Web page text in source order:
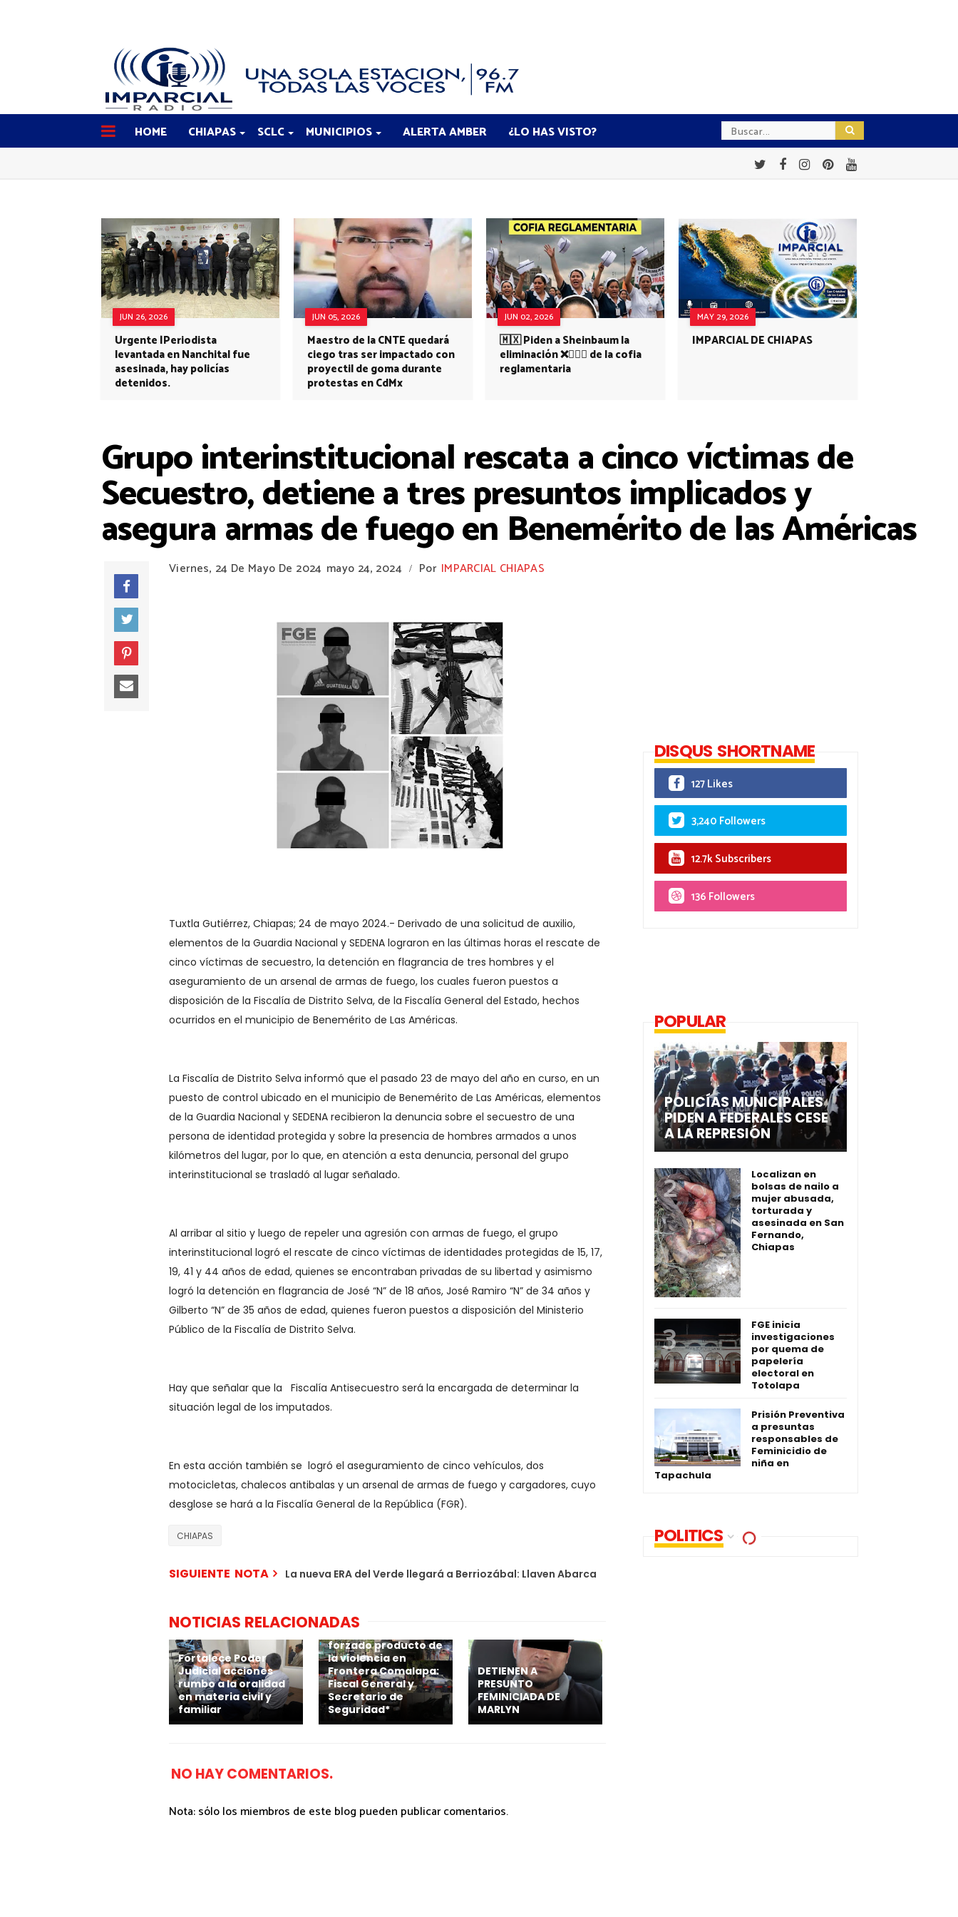
HOME CHIAPAS SCLC MUNICIPIOS ALERTA AMBER ¿LO HAS VISTO?
JUN 26, 2026
Urgente |Periodista
levantada en Nanchital fue
asesinada, hay policías
detenidos.
JUN 05, 2026
Maestro de la CNTE quedará
ciego tras ser impactado con
proyectil de goma durante
protestas en CdMx
JUN 02, 2026
🇲🇽 Piden a Sheinbaum la
eliminación ❌👩🏻‍⚕️ de la cofia
reglamentaria
MAY 29, 2026
IMPARCIAL DE CHIAPAS
Grupo interinstitucional rescata a cinco víctimas de
Secuestro, detiene a tres presuntos implicados y
asegura armas de fuego en Benemérito de las Américas
Viernes, 24 De Mayo De 2024 mayo 24, 2024 / Por IMPARCIAL CHIAPAS
Tuxtla Gutiérrez, Chiapas; 24 de mayo 2024.- Derivado de una solicitud de auxilio,
elementos de la Guardia Nacional y SEDENA lograron en las últimas horas el rescate de
cinco víctimas de secuestro, la detención en flagrancia de tres hombres y el
aseguramiento de un arsenal de armas de fuego, los cuales fueron puestos a
disposición de la Fiscalía de Distrito Selva, de la Fiscalía General del Estado, hechos
ocurridos en el municipio de Benemérito de Las Américas.
La Fiscalía de Distrito Selva informó que el pasado 23 de mayo del año en curso, en un
puesto de control ubicado en el municipio de Benemérito de Las Américas, elementos
de la Guardia Nacional y SEDENA recibieron la denuncia sobre el secuestro de una
persona de identidad protegida y sobre la presencia de hombres armados a unos
kilómetros del lugar, por lo que, en atención a esta denuncia, personal del grupo
interinstitucional se trasladó al lugar señalado.
Al arribar al sitio y luego de repeler una agresión con armas de fuego, el grupo
interinstitucional logró el rescate de cinco víctimas de identidades protegidas de 15, 17,
19, 41 y 44 años de edad, quienes se encontraban privadas de su libertad y asimismo
logró la detención en flagrancia de José “N” de 18 años, José Ramiro “N” de 34 años y
Gilberto “N” de 35 años de edad, quienes fueron puestos a disposición del Ministerio
Público de la Fiscalía de Distrito Selva.
Hay que señalar que la Fiscalía Antisecuestro será la encargada de determinar la
situación legal de los imputados.
En esta acción también se logró el aseguramiento de cinco vehículos, dos
motocicletas, chalecos antibalas y un arsenal de armas de fuego y cargadores, cuyo
desglose se hará a la Fiscalía General de la República (FGR).
CHIAPAS
SIGUIENTE NOTA La nueva ERA del Verde llegará a Berriozábal: Llaven Abarca
NOTICIAS RELACIONADAS
Fortalece Poder
Judicial acciones
rumbo a la oralidad
en materia civil y
familiar
*No hay
forzado producto de
la violencia en
Frontera Comalapa:
Fiscal General y
Secretario de
Seguridad*
DETIENEN A
PRESUNTO
FEMINICIADA DE
MARLYN
NO HAY COMENTARIOS.
Nota: sólo los miembros de este blog pueden publicar comentarios.
DISQUS SHORTNAME
127 Likes
3,240 Followers
12.7k Subscribers
136 Followers
POPULAR
POLICÍAS MUNICIPALES
PIDEN A FEDERALES CESE
A LA REPRESIÓN
Localizan en
bolsas de nailo a
mujer abusada,
torturada y
asesinada en San
Fernando,
Chiapas
FGE inicia
investigaciones
por quema de
papelería
electoral en
Totolapa
Prisión Preventiva
a presuntas
responsables de
Feminicidio de
niña en
Tapachula
POLITICS